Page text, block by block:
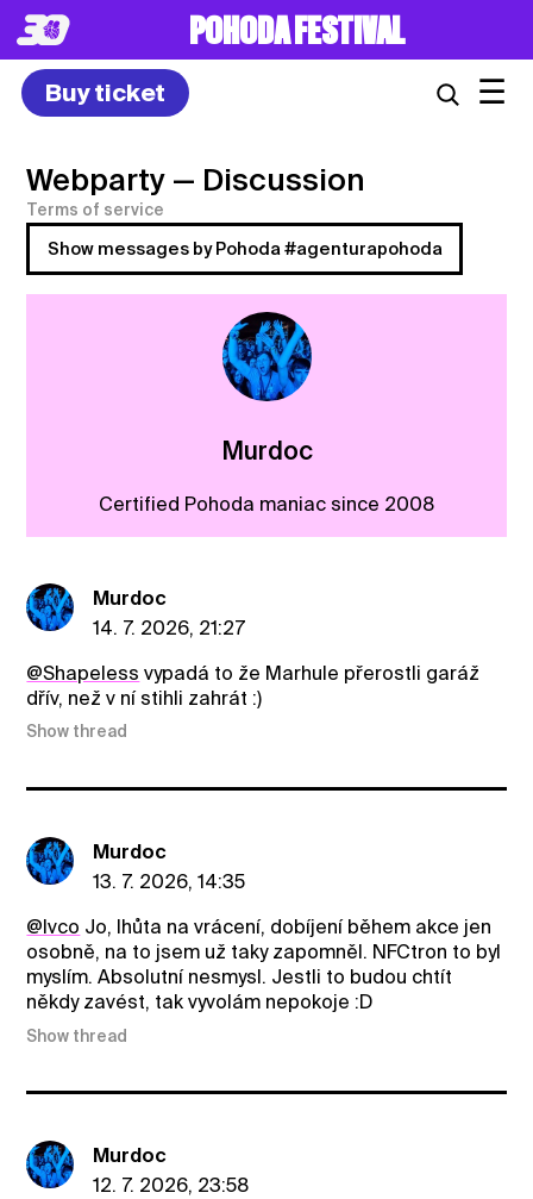
POHODA FESTIVAL
Buy ticket ☰
Webparty — Discussion
Terms of service
Show messages by Pohoda #agenturapohoda
Murdoc
Certified Pohoda maniac since 2008
Murdoc
14. 7. 2026, 21:27
@ShapeIess vypadá to že Marhule přerostli garáž
dřív, než v ní stihli zahrát :)
Show thread
Murdoc
13. 7. 2026, 14:35
@Ivco Jo, lhůta na vrácení, dobíjení během akce jen
osobně, na to jsem už taky zapomněl. NFCtron to byl
myslím. Absolutní nesmysl. Jestli to budou chtít
někdy zavést, tak vyvolám nepokoje :D
Show thread
Murdoc
12. 7. 2026, 23:58